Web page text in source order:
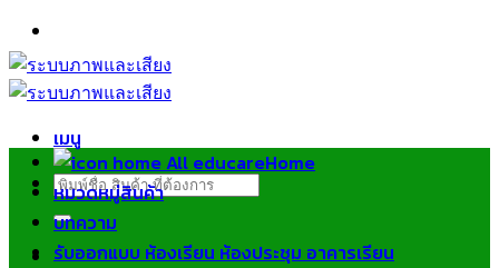
ข้าม
ไป
ยัง
เมนู
ค้นหา:
Home
หมวดหมู่สินค้า
บทความ
รับออกแบบ ห้องเรียน ห้องประชุม อาคารเรียน